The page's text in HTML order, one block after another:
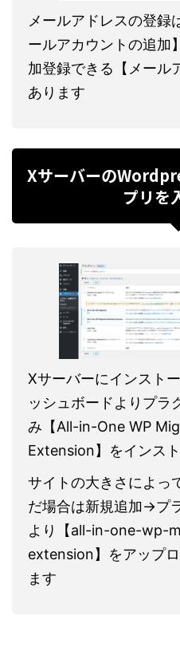
メールアドレスの登録
ールアカウントの追加
加登録できる【メール
あります
Xサーバーの
プリを
Xサーバーにインスト
ッシュボードよりプ
み【All-in-One WP
Extension】をインスト
サイトの大きさによっ
だ場合は新規追加→プ
より【all-in-one-wp-
extension】をアップ
ます